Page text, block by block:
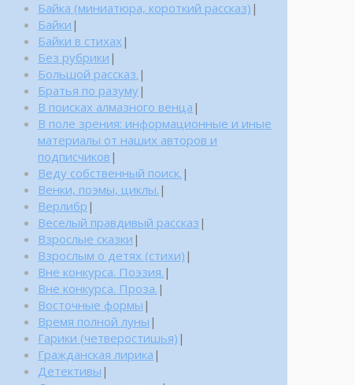
Байка (миниатюра, короткий рассказ) |
Байки |
Байки в стихах |
Без рубрики |
Большой рассказ. |
Братья по разуму|
В поисках алмазного венца |
В поле зрения: информационные и иные
материалы от наших авторов и
подписчиков |
Веду собственный поиск. |
Венки, поэмы, циклы. |
Верлибр |
Веселый правдивый рассказ |
Взрослые сказки |
Взрослым о детях (стихи) |
Вне конкурса. Поэзия. |
Вне конкурса. Проза. |
Восточные формы |
Время полной луны |
Гарики (четверостишья) |
Гражданская лирика |
Детективы |